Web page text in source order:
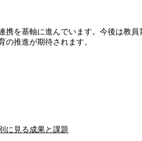
を基軸に進んでいます。今後は教
推進が期待されます。
に見る成果と課題